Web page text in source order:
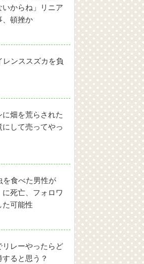
からね」リニア
、頓挫か
ンススズカを負
畑を荒らされた
して売ってやっ
を食べた男性が
に死亡、フォロワ
た可能性
レーやったらど
ると思う？